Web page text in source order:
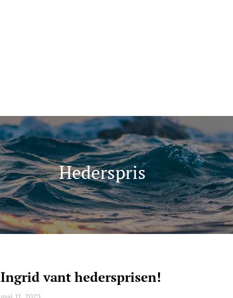
Hederspris
Ingrid vant hedersprisen!